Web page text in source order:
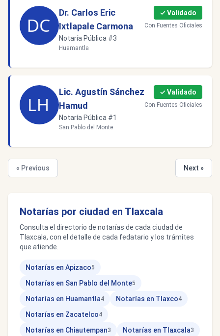
Dr. Carlos Eric
Ixtlapale Carmona
Notaría Pública #3
Huamantla
✓ Validado
Con Fuentes Oficiales
Lic. Agustín Sánchez
Hamud
Notaría Pública #1
San Pablo del Monte
✓ Validado
Con Fuentes Oficiales
« Previous Next »
Notarías por ciudad en Tlaxcala
Consulta el directorio de notarías de cada ciudad de
Tlaxcala, con el detalle de cada fedatario y los trámites
que atiende.
Notarías en Apizaco5
Notarías en San Pablo del Monte5
Notarías en Huamantla4 Notarías en Tlaxco4
Notarías en Zacatelco4
Notarías en Chiautempan3 Notarías en Tlaxcala3